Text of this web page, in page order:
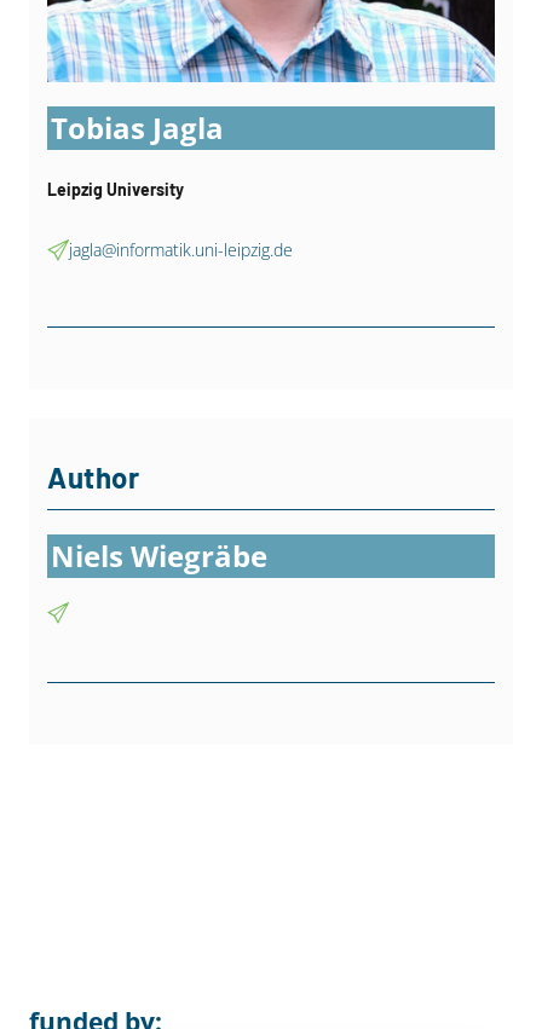
Tobias Jagla
Leipzig University
jagla@informatik.uni-leipzig.de
Author
Niels Wiegräbe
funded by: